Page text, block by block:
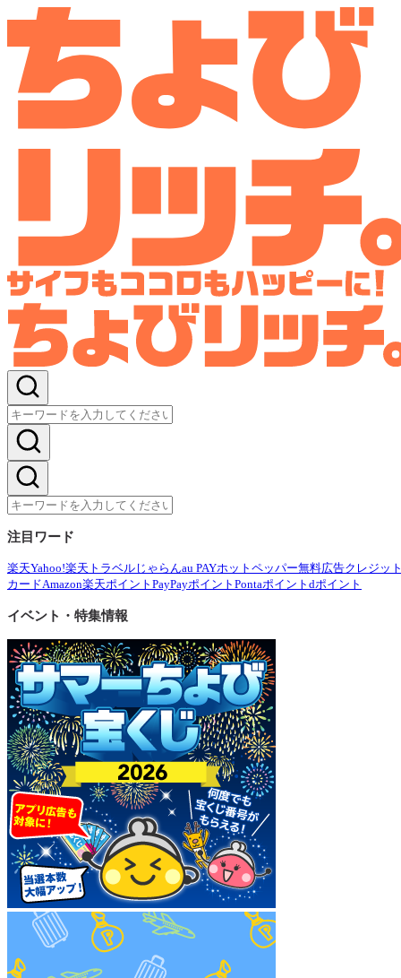
注目ワード
楽天Yahoo!楽天トラベル じゃらんau PAYホットペッパー無料広告クレジッ
カードAmazon楽天ポイント PayPayポイント Pontaポイント dポイント
イベント・特集情報